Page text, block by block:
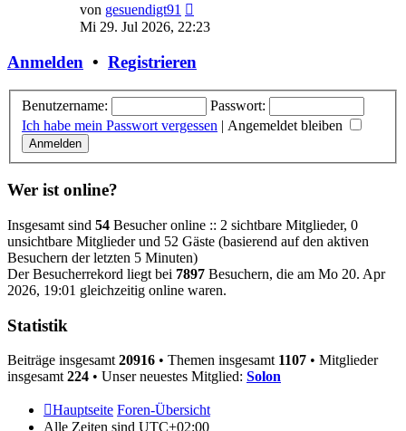
von gesuendigt91
Beitrag
Mi 29. Jul 2026, 22:23
Anmelden • Registrieren
Benutzername:
Passwort:
Ich habe mein Passwort vergessen | Angemeldet bleiben
Wer ist online?
Insgesamt sind 54 Besucher online :: 2 sichtbare Mitglieder, 0
unsichtbare Mitglieder und 52 Gäste (basierend auf den aktiven
Besuchern der letzten 5 Minuten)
Der Besucherrekord liegt bei 7897 Besuchern, die am Mo 20. Apr
2026, 19:01 gleichzeitig online waren.
Statistik
Beiträge insgesamt 20916 • Themen insgesamt 1107 • Mitglieder
insgesamt 224 • Unser neuestes Mitglied: Solon
Hauptseite Foren-Übersicht
Alle Zeiten sind UTC+02:00